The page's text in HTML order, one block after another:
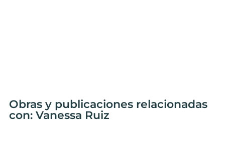
Obras y publicaciones relacionadas
con: Vanessa Ruiz